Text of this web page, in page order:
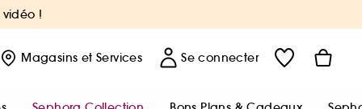
vidéo !
Magasins et Services Se connecter